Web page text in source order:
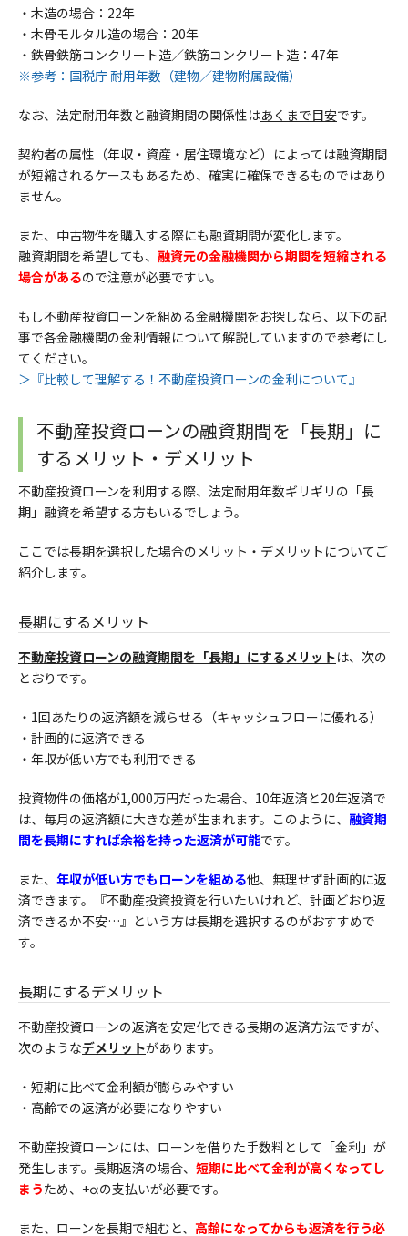
・木造の場合：22年
・木骨モルタル造の場合：20年
・ 鉄骨鉄筋コンクリート造／鉄筋コンクリート造：47年
※参考：国税庁 耐用年数（建物／建物附属設備）
なお、法定耐用年数と融資期間の関係性はあくまで目安です。
契約者の属性（年収・資産・居住環境など）によっては融資期間
が短縮されるケースもあるため、確実に確保できるものではあり
ません。
また、中古物件を購入する際にも融資期間が変化します。
融資期間を希望しても、 融資元の金融機関から期間を短縮される
場合があるので注意が必要ですい。
もし不動産投資ローンを組める金融機関をお探しなら、以下の記
事で各金融機関の金利情報について解説していますので参考にし
てください。
＞『比較して理解する！不動産投資ローンの金利について』
不動産投資ローンの融資期間を「長期」に
するメリット・デメリット
不動産投資ローンを利用する際、法定耐用年数ギリギリの「長
期」融資を希望する方もいるでしょう。
ここでは長期を選択した場合のメリット・デメリットについてご
紹介します。
長期にするメリット
不動産投資ローンの融資期間を「長期」にするメリットは、次の
とおりです。
・1回あたりの返済額を減らせる（キャッシュフローに優れる）
・計画的に返済できる
・ 年収が低い方でも利用できる
投資物件の価格が1,000万円だった場合、10年返済と20年返済で
は、毎月の返済額に大きな差が生まれます。このように、 融資期
間を長期にすれば余裕を持った返済が可能です。
また、 年収が低い方でもローンを組める他、無理せず計画的に返
済できます。『不動産投資投資を行いたいけれど、計画どおり返
済できるか不安…』という方は長期を選択するのがおすすめで
す。
長期にするデメリット
不動産投資ローンの返済を安定化できる長期の返済方法ですが、
次のようなデメリットがあります。
・短期に比べて金利額が膨らみやすい
・ 高齢での返済が必要になりやすい
不動産投資ローンには、ローンを借りた手数料として「金利」が
発生します。長期返済の場合、 短期に比べて金利が高くなってし
まうため、+αの支払いが必要です。
また、ローンを長期で組むと、 高齢になってからも返済を行う必